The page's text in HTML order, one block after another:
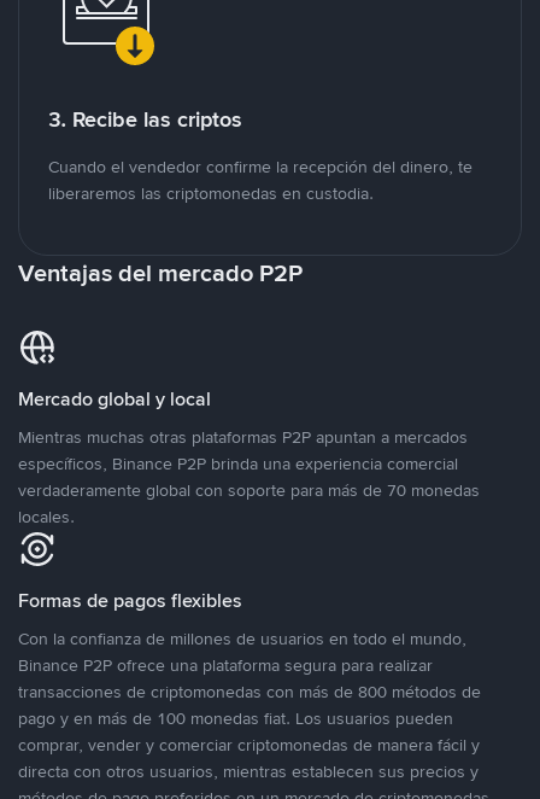
3. Recibe las criptos
Cuando el vendedor confirme la recepción del dinero, te
liberaremos las criptomonedas en custodia.
Ventajas del mercado P2P
Mercado global y local
Mientras muchas otras plataformas P2P apuntan a mercados
específicos, Binance P2P brinda una experiencia comercial
verdaderamente global con soporte para más de 70 monedas
locales.
Formas de pagos flexibles
Con la confianza de millones de usuarios en todo el mundo,
Binance P2P ofrece una plataforma segura para realizar
transacciones de criptomonedas con más de 800 métodos de
pago y en más de 100 monedas fiat. Los usuarios pueden
comprar, vender y comerciar criptomonedas de manera fácil y
directa con otros usuarios, mientras establecen sus precios y